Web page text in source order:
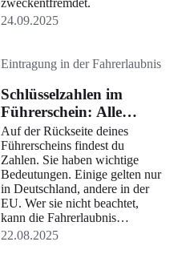
24.09.2025
Eintragung in der Fahrerlaubnis
Schlüsselzahlen im
Führerschein: Alle
Bedeutungen im
Überblick
Auf der Rückseite deines
Führerscheins findest du
Zahlen. Sie haben wichtige
Bedeutungen. Einige gelten nur
in Deutschland, andere in der
EU. Wer sie nicht beachtet,
kann die Fahrerlaubnis
verlieren.
22.08.2025